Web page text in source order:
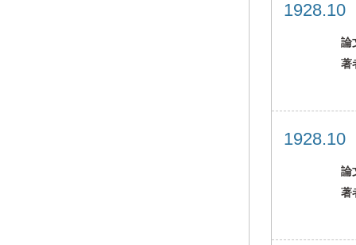
論
著
論
著